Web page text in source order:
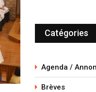
Catégories
Agenda /
Brèves